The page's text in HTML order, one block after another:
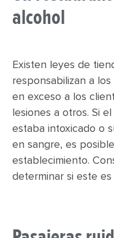
alcohol
Existen leyes de
responsabilizan a
en exceso a los
lesiones a otros. Si
estaba intoxicado o
en sangre, es
establecimiento.
determinar si este